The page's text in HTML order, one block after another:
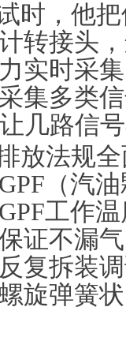
时，他
转接头
实时采
集多类
几路信
放法规
（汽
工作
证不漏
复拆装
旋弹簧